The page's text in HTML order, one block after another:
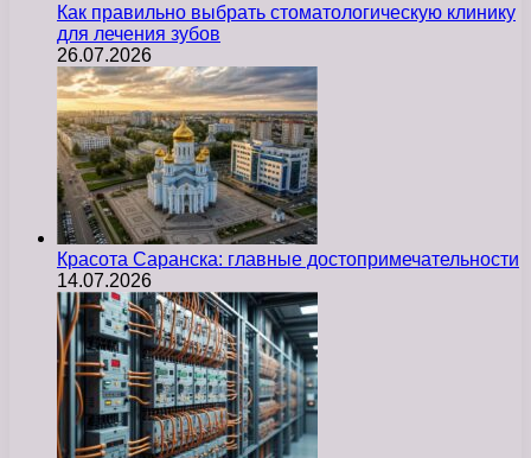
Как правильно выбрать стоматологическую клинику
для лечения зубов
26.07.2026
Красота Саранска: главные достопримечательности
14.07.2026